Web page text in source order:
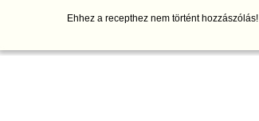
Ehhez a recepthez nem történt hozzászólás!